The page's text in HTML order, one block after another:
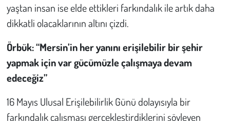
yaştan insan ise elde ettikleri farkındalık ile artık daha
dikkatli olacaklarının altını çizdi.
Örbük: “Mersin’in her yanını erişilebilir bir şehir
yapmak için var gücümüzle çalışmaya devam
edeceğiz”
16 Mayıs Ulusal Erişilebilirlik Günü dolayısıyla bir
farkındalık çalışması gerçekleştirdiklerini söyleyen